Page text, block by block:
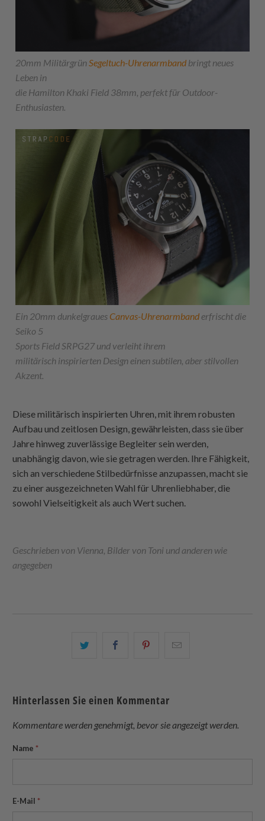
20mm MilitärgrünSegeltuch-Uhrenarmband bringt neues
Leben in
die Hamilton Khaki Field 38mm, perfekt für Outdoor-
Enthusiasten.
Ein 20mm dunkelgraues Canvas-Uhrenarmband erfrischt die
Seiko 5
Sports Field SRPG27 und verleiht ihrem
militärisch inspirierten Design einen subtilen, aber stilvollen
Akzent.
Diese militärisch inspirierten Uhren, mit ihrem robusten
Aufbau und zeitlosen Design, gewährleisten, dass sie über
Jahre hinweg zuverlässige Begleiter sein werden,
unabhängig davon, wie sie getragen werden. Ihre Fähigkeit,
sich an verschiedene Stilbedürfnisse anzupassen, macht sie
zu einer ausgezeichneten Wahl für Uhrenliebhaber, die
sowohl Vielseitigkeit als auch Wert suchen.
Geschrieben von Vienna, Bilder von Toni und anderen wie
angegeben
Teilen
Twitter
Teilen
Facebook
Teilen
Pinterest
Hinterlassen Sie einen Kommentar
Kommentare werden genehmigt, bevor sie angezeigt werden.
Name *
E-Mail *